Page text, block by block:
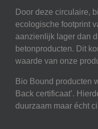
Door deze circulaire,
ecologische footprint
aanzienlijk lager dan
betonproducten. Dit
waarde van onze
Bio Bound producten
Back certificaat’.
duurzaam maar écht